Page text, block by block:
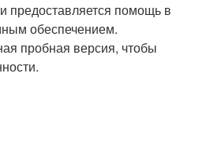
предоставляется помощь в
обеспечением.
пробная версия, чтобы